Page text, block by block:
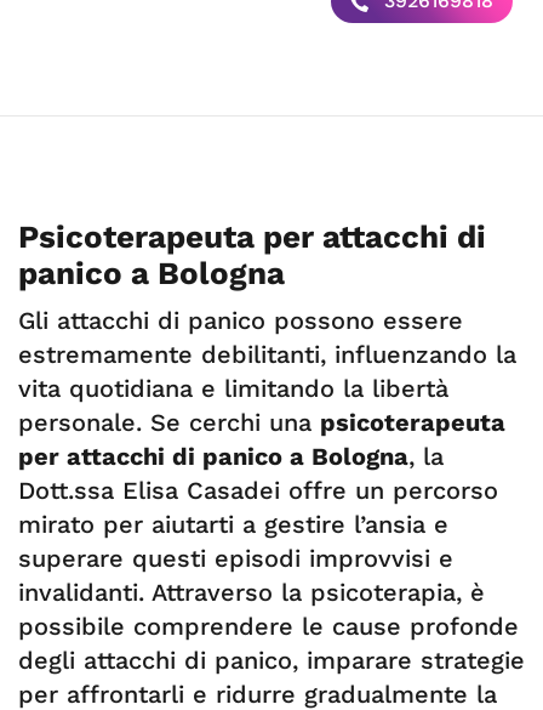
Psicoterapeuta per attacchi di
panico a Bologna
Gli attacchi di panico possono essere
estremamente debilitanti, influenzando la
vita quotidiana e limitando la libertà
personale. Se cerchi una psicoterapeuta
per attacchi di panico a Bologna, la
Dott.ssa Elisa Casadei offre un percorso
mirato per aiutarti a gestire l’ansia e
superare questi episodi improvvisi e
invalidanti. Attraverso la psicoterapia, è
possibile comprendere le cause profonde
degli attacchi di panico, imparare strategie
per affrontarli e ridurre gradualmente la